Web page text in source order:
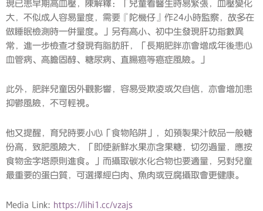
現已患早期高血壓，陳解釋：「兒童看醫生時易緊張，血壓變化
大，不似成人容易量度，需要『陀機仔』作24小時監察，故多在
做睡眠檢測時一併量度。」另有高小、初中生發現肝功指數異
常，進一步檢查才發現有脂肪肝，「長期肥胖亦會增成年後患心
血管病、高膽固醇、糖尿病、直腸癌等癌症風險。」
此外，肥胖兒童因外觀影響，容易受欺凌或欠自信，亦會增加患
抑鬱風險，不可輕視。
他又提醒，育兒時要小心「食物陷阱」，如預製果汁飲品一般糖
份高，致肥風險大，「即使新鮮水果亦含果糖，切勿過量，應按
食物金字塔原則進食。」而攝取碳水化合物也要適量，另對兒童
最重要的蛋白質，可選擇經白肉、魚肉或豆腐攝取會更健康。
Media Link: https://lihi1.cc/vzajs